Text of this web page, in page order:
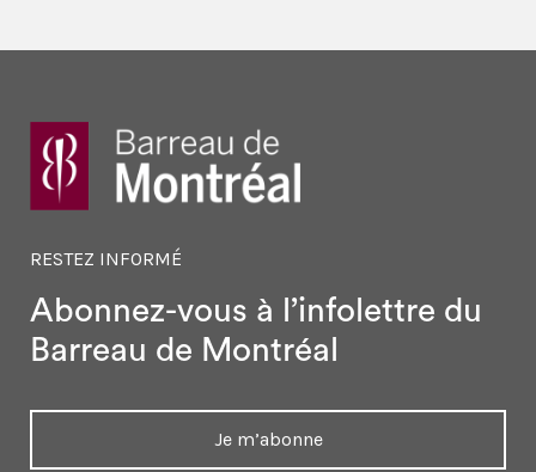
RESTEZ INFORMÉ
Abonnez-vous à l’infolettre du
Barreau de Montréal
Je m’abonne